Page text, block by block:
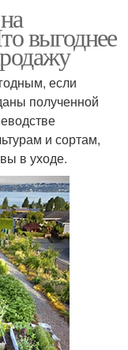
выгоднее
если
полученной
и сортам,
в уходе.